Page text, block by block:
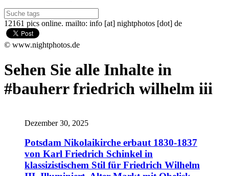
12161 pics online. mailto: info [at] nightphotos [dot] de
© www.nightphotos.de
Sehen Sie alle Inhalte in
#bauherr friedrich wilhelm iii
Dezember 30, 2025
Potsdam Nikolaikirche erbaut 1830-1837
von Karl Friedrich Schinkel in
klassizistischem Stil für Friedrich Wilhelm